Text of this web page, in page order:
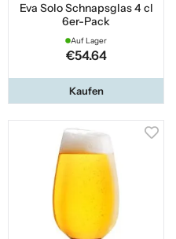
Eva Solo Schnapsglas 4 cl
6er-Pack
Auf Lager
€54.64
Kaufen